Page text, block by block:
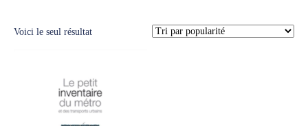
Voici le seul résultat